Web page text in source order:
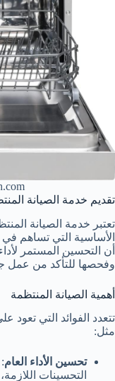
تقديم خدمة الصيانة
تعتبر خدمة الصيانة
الأساسية التي تساهم
أن التحسين المستمر
وفحصها للتأكد من عمل
أهمية الصيانة المنتظمة
تتعدد الفوائد التي تعود
مثل:
تحسين الأداء العام
التحسينات